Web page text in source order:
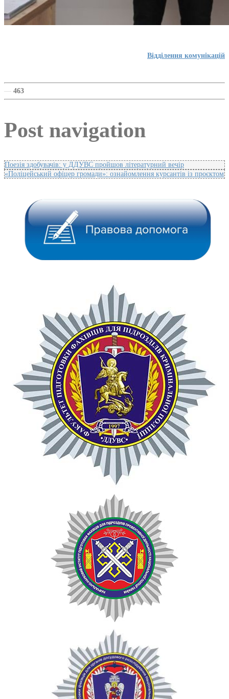
Відділення комунікацій
— 463
Post navigation
Поезія здобувачів: у ДДУВС пройшов літературний вечір
«Поліцейський офіцер громади»: ознайомлення курсантів із проєктом